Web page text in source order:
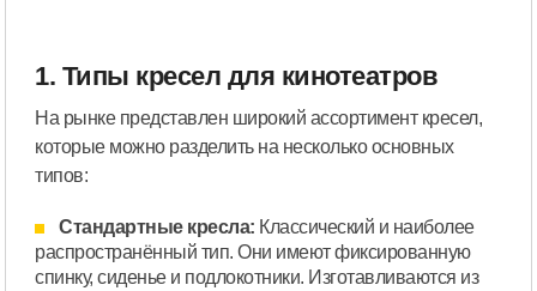
1. Типы кресел для кинотеатров
На рынке представлен широкий ассортимент кресел,
которые можно разделить на несколько основных
типов:
Стандартные кресла: Классический и наиболее
распространённый тип. Они имеют фиксированную
спинку, сиденье и подлокотники. Изготавливаются из